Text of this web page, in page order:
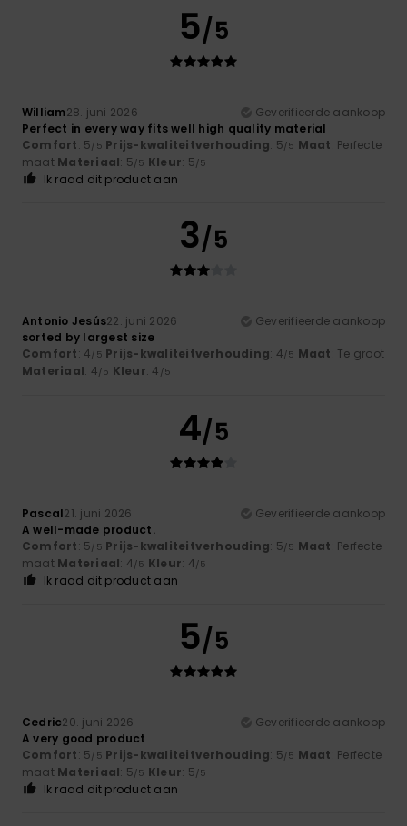
5/5
William28. juni 2026
Geverifieerde aankoop
Perfect in every way fits well high quality material
Comfort: 5/5 Prijs-kwaliteitverhouding: 5/5 Maat: Perfecte
maat Materiaal: 5/5 Kleur: 5/5
Ik raad dit product aan
3/5
Antonio Jesús22. juni 2026
Geverifieerde aankoop
sorted by largest size
Comfort: 4/5 Prijs-kwaliteitverhouding: 4/5 Maat: Te groot
Materiaal: 4/5 Kleur: 4 /5
4/5
Pascal21. juni 2026
Geverifieerde aankoop
A well-made product.
Comfort: 5/5 Prijs-kwaliteitverhouding: 5/5 Maat: Perfecte
maat Materiaal: 4/5 Kleur: 4/5
Ik raad dit product aan
5/5
Cedric20. juni 2026
Geverifieerde aankoop
A very good product
Comfort: 5/5 Prijs-kwaliteitverhouding: 5/5 Maat: Perfecte
maat Materiaal: 5/5 Kleur: 5/5
Ik raad dit product aan